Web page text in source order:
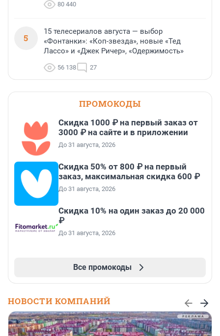
80 440
5
15 телесериалов августа — выбор
«Фонтанки»: «Коп-звезда», новые «Тед
Лассо» и «Джек Ричер», «Одержимость»
56 138 27
ПРОМОКОДЫ
Скидка 1000 ₽ на первый заказ от
3000 ₽ на сайте и в приложении
До 31 августа, 2026
Скидка 50% от 800 ₽ на первый
заказ, максимальная скидка 600 ₽
До 31 августа, 2026
Скидка 10% на один заказ до 20 000
₽
До 31 августа, 2026
Все промокоды
НОВОСТИ КОМПАНИЙ